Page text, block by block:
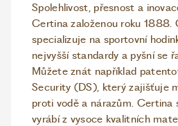
Spolehlivost, přesnost a
Certina založenou roku 1888.
specializuje na sportovní
nejvyšší standardy a pyšní se
Můžete znát například
Security (DS), který zajišťuje
proti vodě a nárazům. Certina
vyrábí z vysoce kvalitních